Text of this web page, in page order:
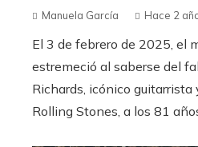
Manuela García Hace 2
El 3 de febrero de 2025, el
estremeció al saberse del
Richards, icónico
Rolling Stones, a los 81